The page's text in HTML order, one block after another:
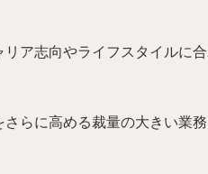
ア志向やライフスタイルに
らに高める裁量の大きい業